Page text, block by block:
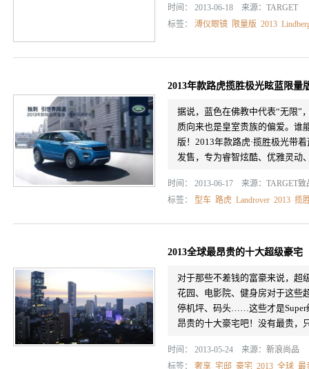
时间： 2013-06-18 来源： TARGET
标签： 溥仪眼镜 限量版 2013
2013年款路虎揽胜极光眩蓝限量
据说，蓝色在佛教中代表“无限”
质向来也是皇室贵族的偏爱。谁
版！2013年款路虎·揽胜极光带
发售，专为睿智炫酷、优雅灵动
时间： 2013-06-17 来源： TARGET致
标签： 型车 路虎 Landrover 2013 揽
2013全球最昂贵的十大超级豪宅
对于那些不差钱的富豪来说，超
花园、电影院、健身房对于这些
停机坪、码头……这些才是Super
昂贵的十大豪宅吧！没有最贵，
时间： 2013-05-24 来源： 新浪尚品
标签： 奢享 宅邸 豪宅 2013 全球 最